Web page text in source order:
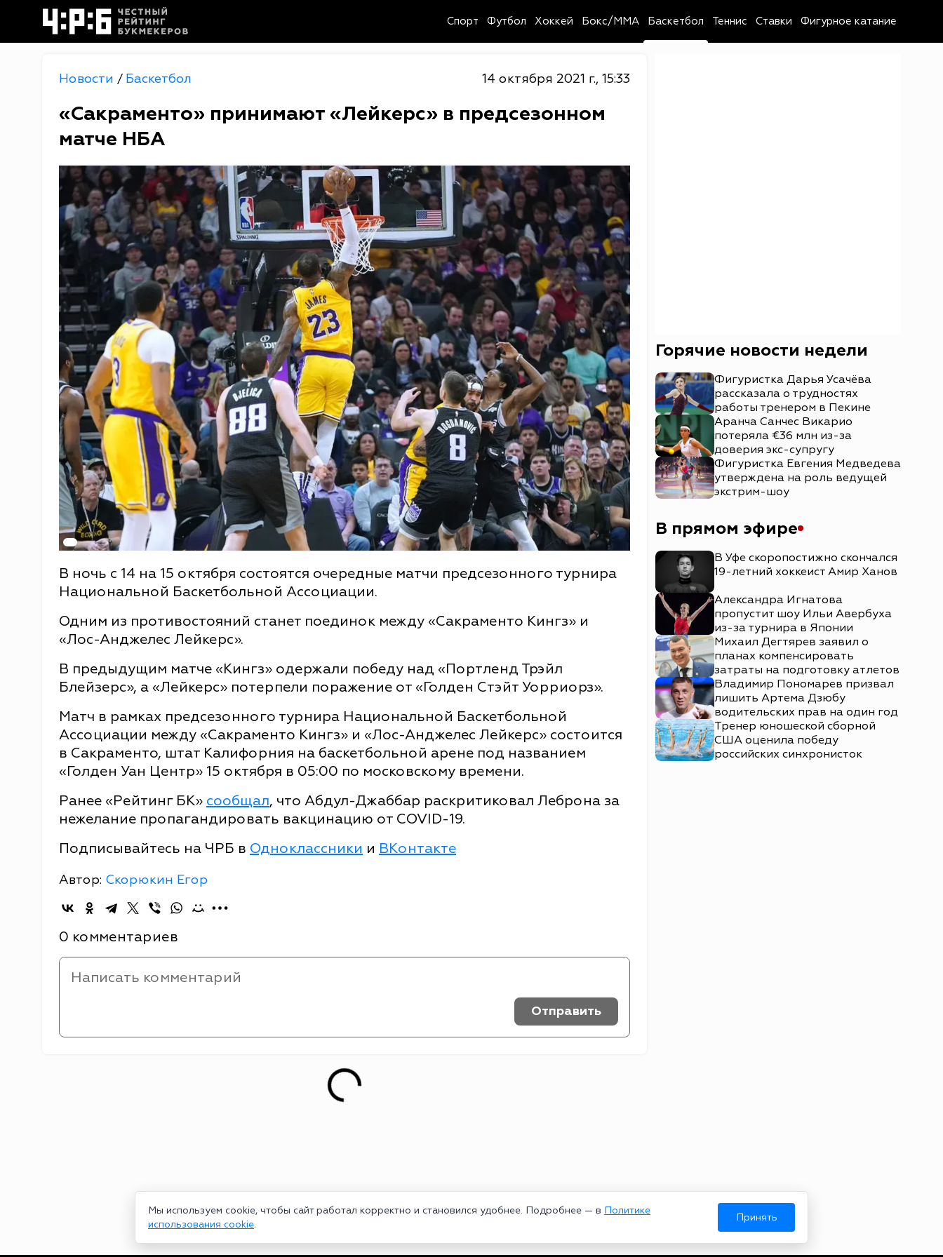
Мы используем cookie, чтобы сайт работал корректно и становился удобнее. Подробнее — в Политике
использования cookie.
Принять
Спорт Футбол Хоккей Бокс/MMA Баскетбол Теннис Ставки Фигурное катание
Новости / Баскетбол 14 октября 2021 г., 15:33
«Сакраменто» принимают «Лейкерс» в предсезонном
матче НБА
В ночь с 14 на 15 октября состоятся очередные матчи предсезонного турнира
Национальной Баскетбольной Ассоциации.
Одним из противостояний станет поединок между «Сакраменто Кингз» и
«Лос-Анджелес Лейкерс».
В предыдущим матче «Кингз» одержали победу над «Портленд Трэйл
Блейзерс», а «Лейкерс» потерпели поражение от «Голден Стэйт Уорриорз».
Матч в рамках предсезонного турнира Национальной Баскетбольной
Ассоциации между «Сакраменто Кингз» и «Лос-Анджелес Лейкерс» состоится
в Сакраменто, штат Калифорния на баскетбольной арене под названием
«Голден Уан Центр» 15 октября в 05:00 по московскому времени.
Ранее «Рейтинг БК» сообщал, что Абдул-Джаббар раскритиковал Леброна за
нежелание пропагандировать вакцинацию от COVID-19.
Подписывайтесь на ЧРБ в Одноклассники и ВКонтакте
Автор: Скорюкин Егор
0 комментариев
Отправить
Горячие новости недели
Фигуристка Дарья Усачёва
рассказала о трудностях
работы тренером в Пекине
Аранча Санчес Викарио
потеряла €36 млн из-за
доверия экс-супругу
Фигуристка Евгения Медведева
утверждена на роль ведущей
экстрим-шоу
В прямом эфире
В Уфе скоропостижно скончался
19-летний хоккеист Амир Ханов
Александра Игнатова
пропустит шоу Ильи Авербуха
из-за турнира в Японии
Михаил Дегтярев заявил о
планах компенсировать
затраты на подготовку атлетов
Владимир Пономарев призвал
лишить Артема Дзюбу
водительских прав на один год
Тренер юношеской сборной
США оценила победу
российских синхронисток